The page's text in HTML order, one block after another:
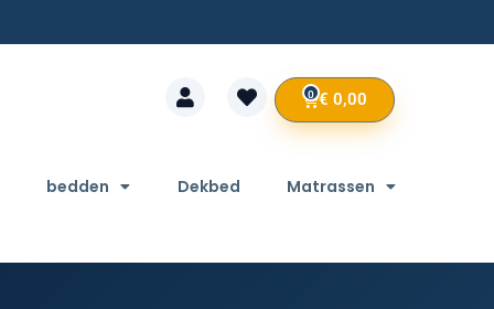
€ 0,00
0
bedden Dekbed Matrassen